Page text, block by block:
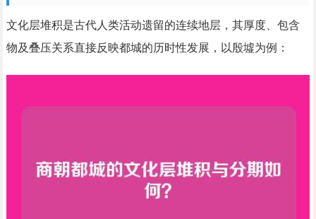
文化层堆积是古代人类活动遗留的连续地层，其厚度、包含
物及叠压关系直接反映都城的历时性发展，以殷墟为例：